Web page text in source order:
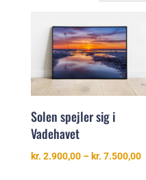
Solen spejler sig i
Vadehavet
kr. 2.900,00 – kr. 7.500,00